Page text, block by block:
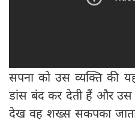
सपना को उस व्यक्ति की
डांस बंद कर देती हैं और
देख वह शख्स सकपका